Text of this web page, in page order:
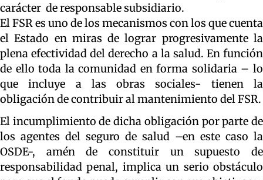
carácter de responsable subsidiario.
El FSR es uno de los mecanismos con los que cuenta
el Estado en miras de lograr progresivamente la
plena efectividad del derecho a la salud. En función
de ello toda la comunidad en forma solidaria – lo
que incluye a las obras sociales- tienen la
obligación de contribuir al mantenimiento del FSR.
El incumplimiento de dicha obligación por parte de
los agentes del seguro de salud –en este caso la
OSDE-, amén de constituir un supuesto de
responsabilidad penal, implica un serio obstáculo